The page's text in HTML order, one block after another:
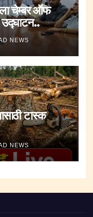
चेम्बर ऑफ
उ‌द्घाटन..
NEWS
टास्क
NEWS